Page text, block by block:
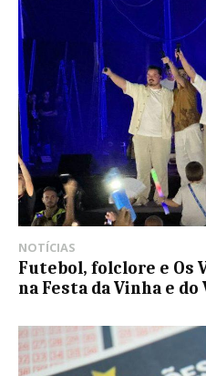
NOTÍCIAS
Futebol, folclore e Os
na Festa da Vinha e do